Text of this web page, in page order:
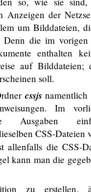
Anzeigen der
um Bilddateien,
Denn die im
enthalten
auf Bilddateien;
soll.
cssjsnamentlich
Im
CSS-Dateien
allenfalls die CSS-
kann man die
zu erstellen,